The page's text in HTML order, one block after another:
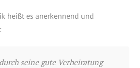
heißt es anerkennend und
seine gute Verheiratung